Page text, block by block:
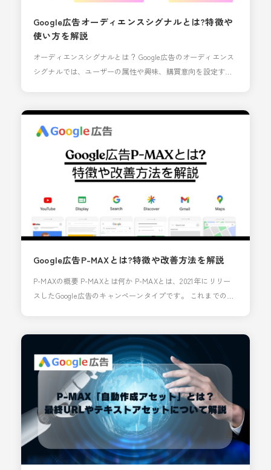
Google広告オーディエンスシグナルとは?特徴や
使い方を解説
オーディエンスシグナルとは？ Google広告のオーディエンス
シグナルでは、ユーザーの属性や興味、購買意向を設定する
ンはGoogleのAIを利用して広告配信をほぼ自動で行います
が、AIも初期段階では最も効果的な広告配信対象を自動的に
Google広告P-MAXとは?特徴や改善方法を解説
P-MAXの概要 P-MAXとは何か P-MAXとは、2021年にリリー
スしたGoogle広告のキャンペーンタイプです。 これまでのキ
かし、P-MAXでは、1つのキャンペーンですべてのGoogle広告
の広告枠を配信できるため、運用の手間が省けます。 また、
P-M